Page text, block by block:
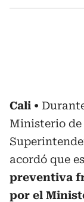
Cali
Ministerio de
acordó que
preventiva
por el